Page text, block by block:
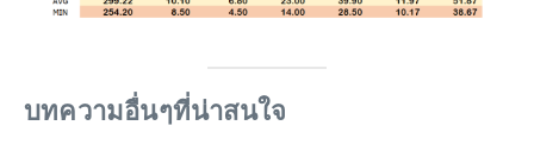
บทความอื่นๆที่น่าสนใจ